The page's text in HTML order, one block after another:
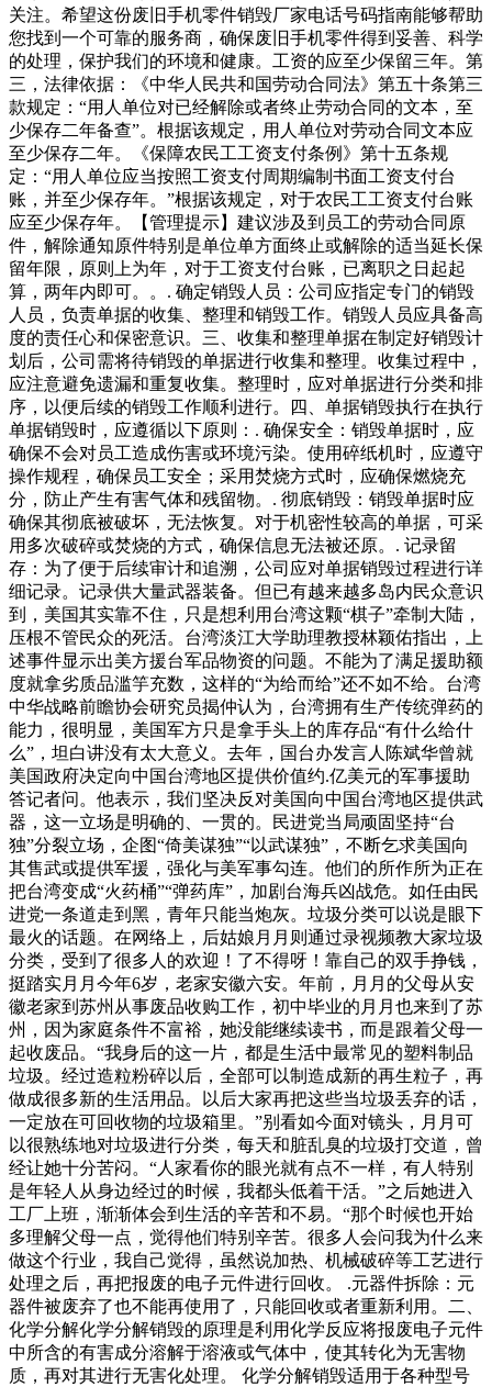
关注。希望这份废旧手机零件销毁厂家电话号码指南能够帮助
您找到一个可靠的服务商，确保废旧手机零件得到妥善、科学
的处理，保护我们的环境和健康。工资的应至少保留三年。第
三，法律依据：《中华人民共和国劳动合同法》第五十条第三
款规定：“用人单位对已经解除或者终止劳动合同的文本，至
少保存二年备查”。根据该规定，用人单位对劳动合同文本应
至少保存二年。《保障农民工工资支付条例》第十五条规
定：“用人单位应当按照工资支付周期编制书面工资支付台
账，并至少保存年。”根据该规定，对于农民工工资支付台账
应至少保存年。【管理提示】建议涉及到员工的劳动合同原
件，解除通知原件特别是单位单方面终止或解除的适当延长保
留年限，原则上为年，对于工资支付台账，已离职之日起起
算，两年内即可。。. 确定销毁人员：公司应指定专门的销毁
人员，负责单据的收集、整理和销毁工作。销毁人员应具备高
度的责任心和保密意识。三、收集和整理单据在制定好销毁计
划后，公司需将待销毁的单据进行收集和整理。收集过程中，
应注意避免遗漏和重复收集。整理时，应对单据进行分类和排
序，以便后续的销毁工作顺利进行。四、单据销毁执行在执行
单据销毁时，应遵循以下原则：. 确保安全：销毁单据时，应
确保不会对员工造成伤害或环境污染。使用碎纸机时，应遵守
操作规程，确保员工安全；采用焚烧方式时，应确保燃烧充
分，防止产生有害气体和残留物。. 彻底销毁：销毁单据时应
确保其彻底被破坏，无法恢复。对于机密性较高的单据，可采
用多次破碎或焚烧的方式，确保信息无法被还原。. 记录留
存：为了便于后续审计和追溯，公司应对单据销毁过程进行详
细记录。记录供大量武器装备。但已有越来越多岛内民众意识
到，美国其实靠不住，只是想利用台湾这颗“棋子”牵制大陆，
压根不管民众的死活。台湾淡江大学助理教授林颖佑指出，上
述事件显示出美方援台军品物资的问题。不能为了满足援助额
度就拿劣质品滥竽充数，这样的“为给而给”还不如不给。台湾
中华战略前瞻协会研究员揭仲认为，台湾拥有生产传统弹药的
能力，很明显，美国军方只是拿手头上的库存品“有什么给什
么”，坦白讲没有太大意义。去年，国台办发言人陈斌华曾就
美国政府决定向中国台湾地区提供价值约.亿美元的军事援助
答记者问。他表示，我们坚决反对美国向中国台湾地区提供武
器，这一立场是明确的、一贯的。民进党当局顽固坚持“台
独”分裂立场，企图“倚美谋独”“以武谋独”，不断乞求美国向
其售武或提供军援，强化与美军事勾连。他们的所作所为正在
把台湾变成“火药桶”“弹药库”，加剧台海兵凶战危。如任由民
进党一条道走到黑，青年只能当炮灰。垃圾分类可以说是眼下
最火的话题。在网络上，后姑娘月月则通过录视频教大家垃圾
分类，受到了很多人的欢迎！了不得呀！靠自己的双手挣钱，
挺踏实月月今年6岁，老家安徽六安。年前，月月的父母从安
徽老家到苏州从事废品收购工作，初中毕业的月月也来到了苏
州，因为家庭条件不富裕，她没能继续读书，而是跟着父母一
起收废品。“我身后的这一片，都是生活中最常见的塑料制品
垃圾。经过造粒粉碎以后，全部可以制造成新的再生粒子，再
做成很多新的生活用品。以后大家再把这些当垃圾丢弃的话，
一定放在可回收物的垃圾箱里。”别看如今面对镜头，月月可
以很熟练地对垃圾进行分类，每天和脏乱臭的垃圾打交道，曾
经让她十分苦闷。“人家看你的眼光就有点不一样，有人特别
是年轻人从身边经过的时候，我都头低着干活。”之后她进入
工厂上班，渐渐体会到生活的辛苦和不易。“那个时候也开始
多理解父母一点，觉得他们特别辛苦。很多人会问我为什么来
做这个行业，我自己觉得，虽然说加热、机械破碎等工艺进行
处理之后，再把报废的电子元件进行回收。 .元器件拆除：元
器件被废弃了也不能再使用了，只能回收或者重新利用。二、
化学分解化学分解销毁的原理是利用化学反应将报废电子元件
中所含的有害成分溶解于溶液或气体中，使其转化为无害物
质，再对其进行无害化处理。 化学分解销毁适用于各种型号